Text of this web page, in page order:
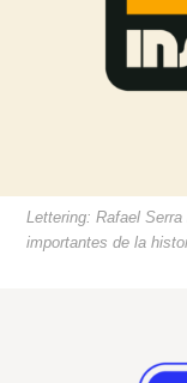
Lettering: Rafael
importantes de la